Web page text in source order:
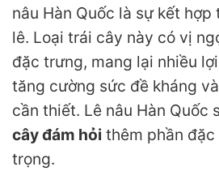
nâu Hàn Quốc là sự kết
lê. Loại trái cây này có vị
đặc trưng, mang lại nhiều
tăng cường sức đề kháng
cần thiết. Lê nâu Hàn Quốc
cây đám hỏi thêm phần
trọng.